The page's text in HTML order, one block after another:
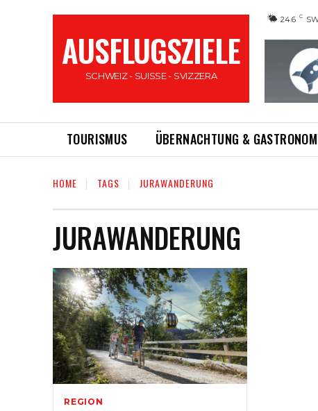
AUSFLUGSZIELE
SCHWEIZ - SUISSE - SVIZZERA
24.6 C
TOURISMUS ÜBERNACHTUNG &
HOME TAGS JURAWANDERUNG
JURAWANDERUNG
REGION